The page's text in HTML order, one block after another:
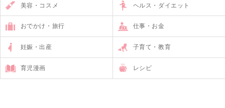
美容・コスメ ヘルス・ダイエット
おでかけ・旅行 仕事・お金
妊娠・出産 子育て・教育
育児漫画 レシピ